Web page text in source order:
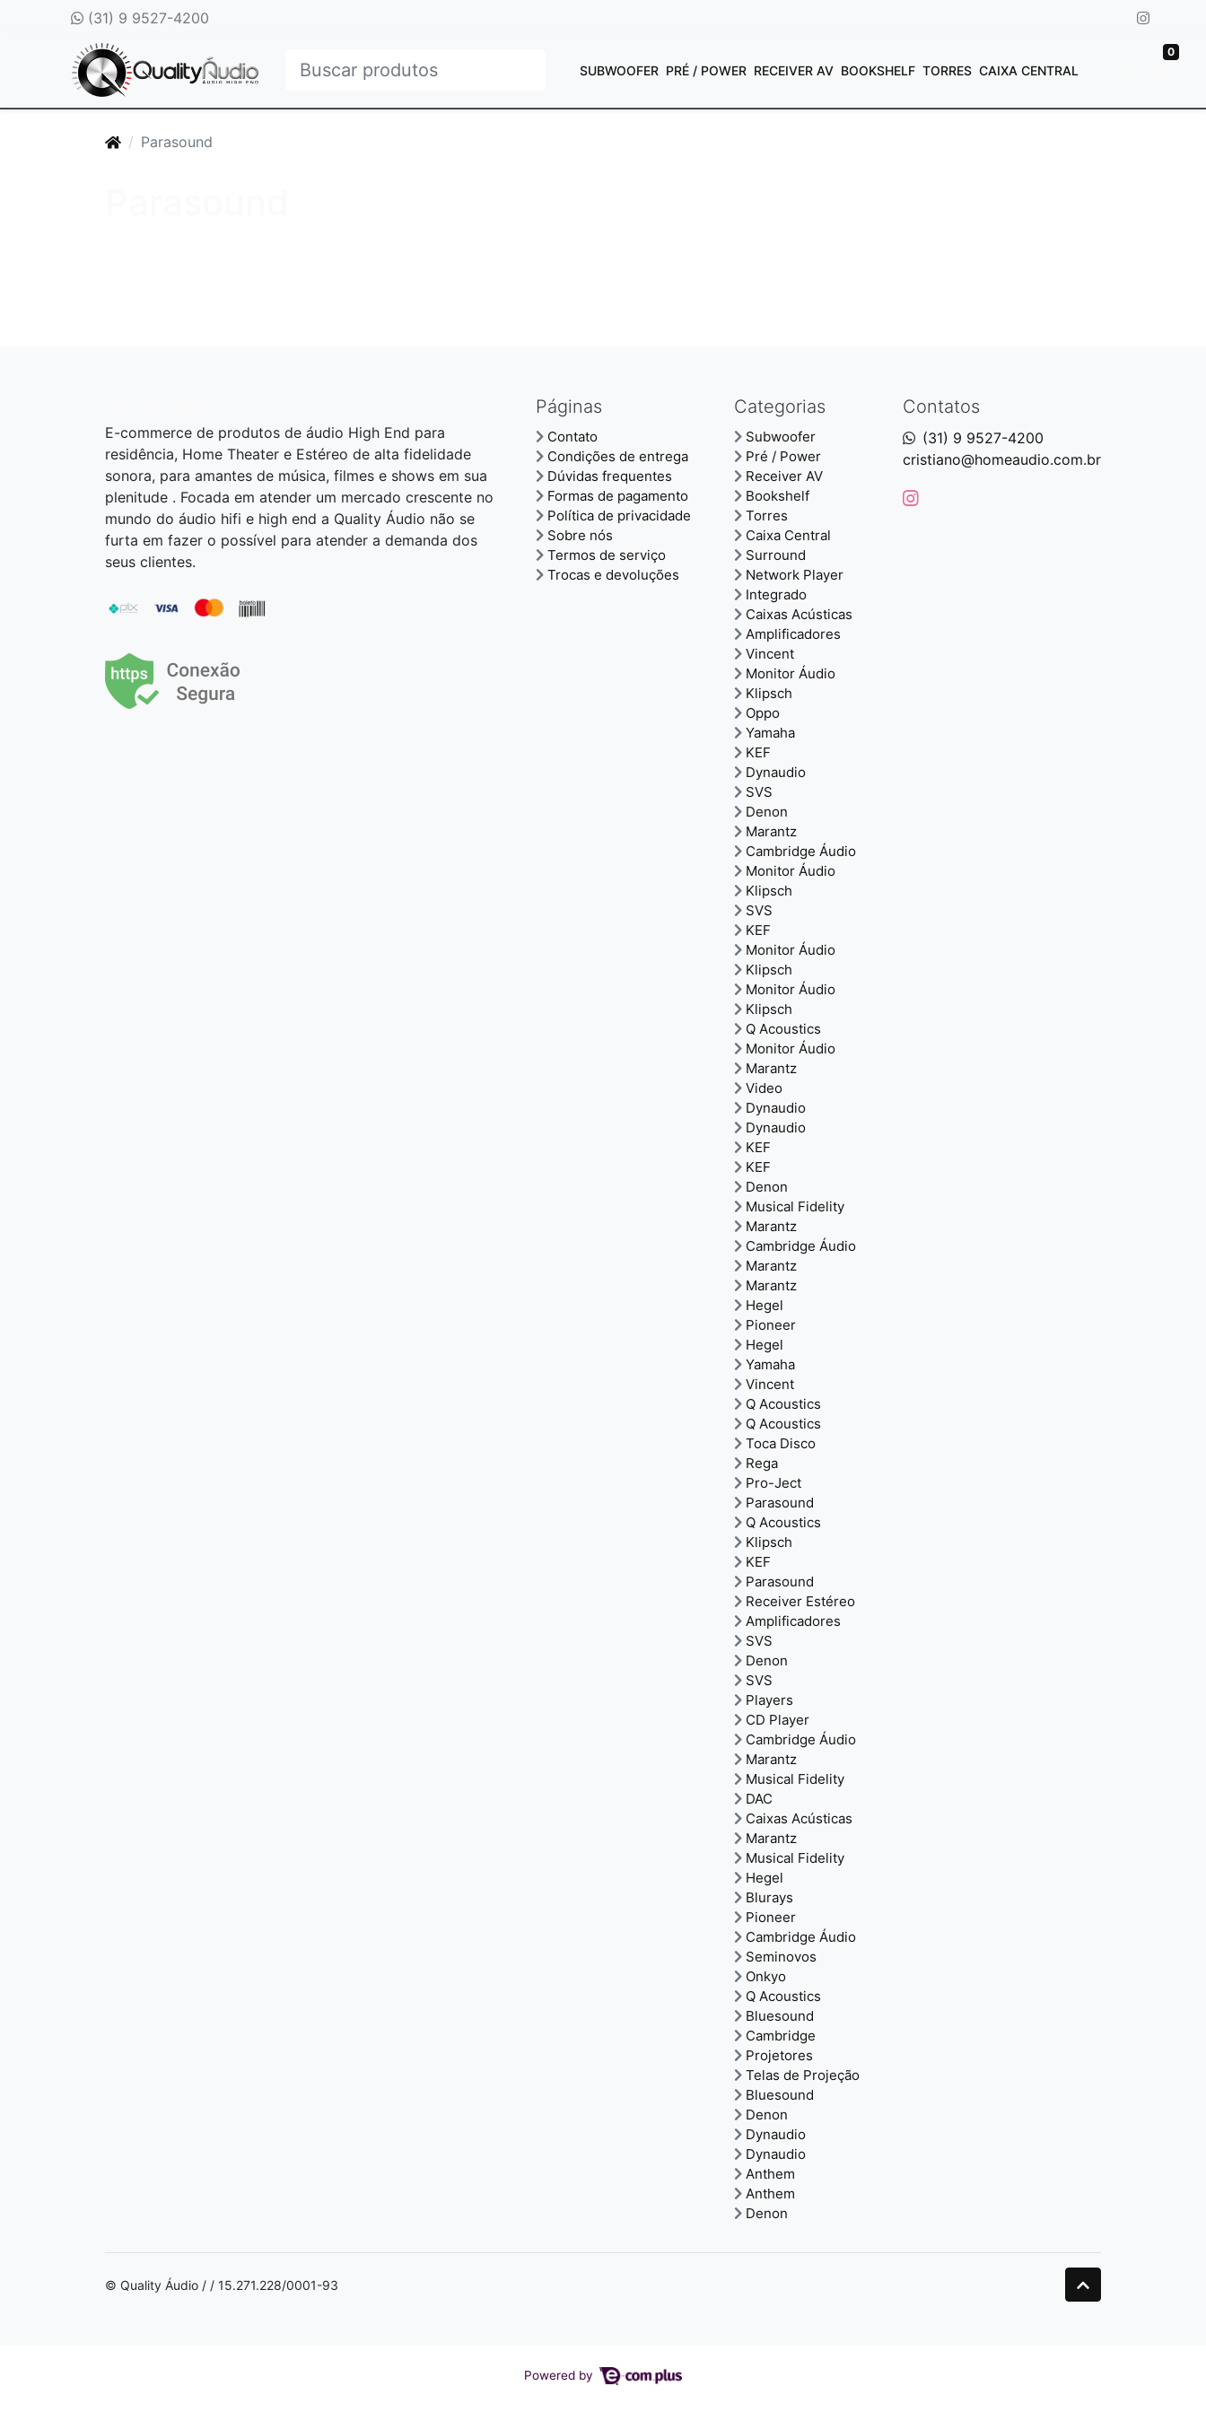
(31) 9 9527-4200
0
SUBWOOFER PRÉ / POWER RECEIVER AV BOOKSHELF TORRES CAIXA CENTRAL
Parasound
Contatos
(31) 9 9527-4200
cristiano@homeaudio.com.br
Páginas
Contato
Condições de entrega
Dúvidas frequentes
Formas de pagamento
Política de privacidade
Sobre nós
Termos de serviço
Trocas e devoluções
Categorias
Subwoofer
Pré / Power
Receiver AV
Bookshelf
Torres
Caixa Central
Surround
Network Player
Integrado
Caixas Acústicas
Amplificadores
Vincent
Monitor Áudio
Klipsch
Oppo
Yamaha
KEF
Dynaudio
SVS
Denon
Marantz
Cambridge Áudio
Monitor Áudio
Klipsch
SVS
KEF
Monitor Áudio
Klipsch
Monitor Áudio
Klipsch
Q Acoustics
Monitor Áudio
Marantz
Video
Dynaudio
Dynaudio
KEF
KEF
Denon
Musical Fidelity
Marantz
Cambridge Áudio
Marantz
Marantz
Hegel
Pioneer
Hegel
Yamaha
Vincent
Q Acoustics
Q Acoustics
Toca Disco
Rega
Pro-Ject
Parasound
Q Acoustics
Klipsch
KEF
Parasound
Receiver Estéreo
Amplificadores
SVS
Denon
SVS
Players
CD Player
Cambridge Áudio
Marantz
Musical Fidelity
DAC
Caixas Acústicas
Marantz
Musical Fidelity
Hegel
Blurays
Pioneer
Cambridge Áudio
Seminovos
Onkyo
Q Acoustics
Bluesound
Cambridge
Projetores
Telas de Projeção
Bluesound
Denon
Dynaudio
Dynaudio
Anthem
Anthem
Denon
E-commerce de produtos de áudio High End para
residência, Home Theater e Estéreo de alta fidelidade
sonora, para amantes de música, filmes e shows em sua
plenitude . Focada em atender um mercado crescente no
mundo do áudio hifi e high end a Quality Áudio não se
furta em fazer o possível para atender a demanda dos
seus clientes.
© Quality Áudio / / 15.271.228/0001-93
Powered by